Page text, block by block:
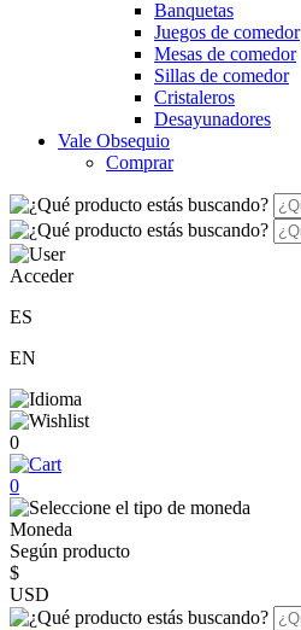
Banquetas
Juegos de comedor
Mesas de comedor
Sillas de comedor
Cristaleros
Desayunadores
Vale Obsequio
Comprar
Acceder
ES
EN
0
0
Moneda
Según producto
$
USD